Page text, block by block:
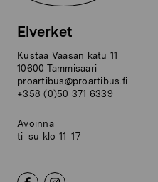
Elverket
Kustaa Vaasan katu 11
10600 Tammisaari
proartibus@proartibus.fi
+358 (0)50 371 6339
Avoinna
ti–su klo 11–17